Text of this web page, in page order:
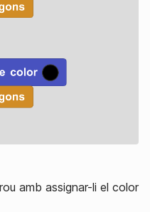
amb assignar-li el color